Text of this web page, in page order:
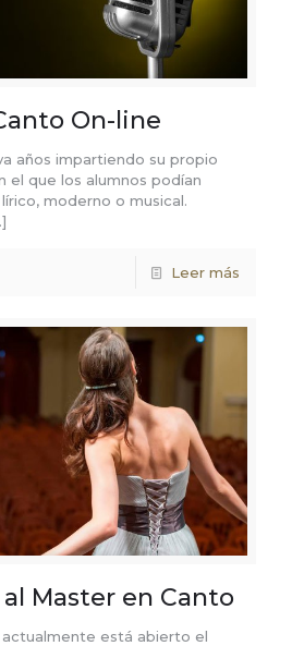
On-line
años impartiendo su propio
el que los alumnos podían
moderno o musical.
Leer más
Master en Canto
actualmente está abierto el